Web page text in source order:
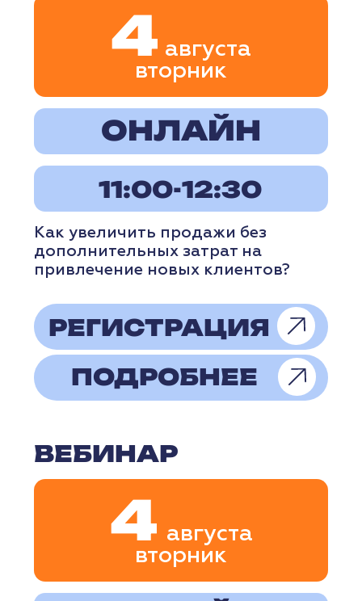
Предприниматели Нижнего
Новгорода смогут принять
участие в бесплатном вебинаре,
посвящённом эффективному
использованию CRM-систем
для управления продажами.
ОНЛАЙН
13:00-14:30
ПОДРОБНЕЕ
РЕГИСТРАЦИЯ
ВЕБИНАР